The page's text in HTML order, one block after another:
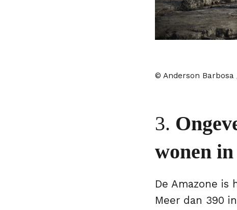
© Anderson Barbosa
3.
wonen
De Amazone is
Meer dan 390